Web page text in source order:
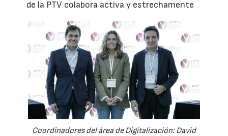
de la PTV colabora activa y estrechamente
Coordinadores del área de Digitalización: David